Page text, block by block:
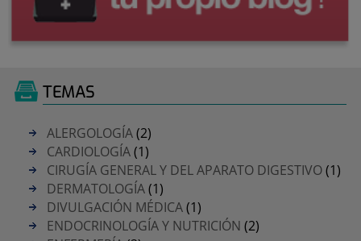
TEMAS
ALERGOLOGÍA(2)
CARDIOLOGÍA(1)
CIRUGÍA GENERAL Y DEL APARATO DIGESTIVO(1)
DERMATOLOGÍA(1)
DIVULGACIÓN MÉDICA(1)
ENDOCRINOLOGÍA Y NUTRICIÓN (2)